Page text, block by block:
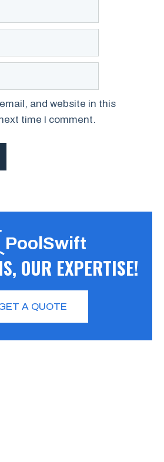
and website in this
time I comment.
PoolSwift
OUR EXPERTISE!
A QUOTE